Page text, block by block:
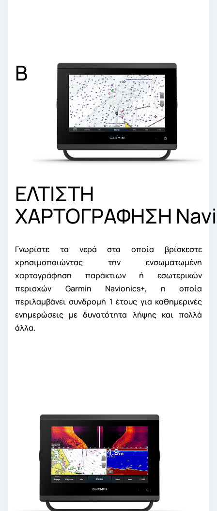
Β
ΕΛΤΙΣΤΗ
ΧΑΡΤΟΓΡΑΦΗΣΗ
Γνωρίστε τα νερά στα οποία βρίσκεστε
χρησιμοποιώντας την ενσωματωμένη
χαρτογράφηση παράκτιων ή εσωτερικών
περιοχών Garmin Navionics+, η οποία
περιλαμβάνει συνδρομή 1 έτους για καθημερινές
ενημερώσεις με δυνατότητα λήψης και πολλά
άλλα.